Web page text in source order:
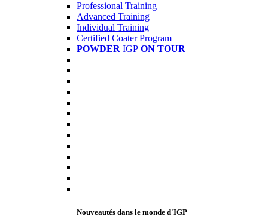
Professional Training
Advanced Training
Individual Training
Certified Coater Program
POWDER IGP ON TOUR
Nouveautés dans le monde d'IGP